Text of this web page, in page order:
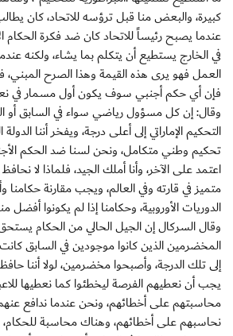
كبيرة، والبعض منا قبل ترؤسه للاتحاد، كان
عندما يصبح رئيساً للاتحاد كان ضد فكرة
في الخارج يستطيع أن يتكلم بما يشاء، ولكنه
العمل فهو يرى هذه القيمة وهذا الصرح المبني،
فإن أي حكم أجنبي سوف يكون أول مسمار في
وقال: إن كل مسؤول رياضي سواء في السابق أو
التحكيم الإماراتي إلى أعلى درجة، ويفخر أننا
تحكيم وطني متكامل، ونحن لسنا ضد الحكم
اعتمد على الآخر، وأنا أملك الجيد، فلماذا لا
متميز في قارته وفي العالم، ويجب مقارنة
الدوريات الأوروبية، وحكامنا إذا لم يكونوا
وقال السركال إن الجيل الحالي من الحكام
المخضرمين الذين كانوا موجودين في السابق
إلى تلك الدرجة، وأصبحوا مخضرمين، لولا أننا
يجب أن نعطيهم الفرصة ليخطئوا كما نعطيها
محاسبتهم على أخطائهم، ونحن عندما ندافع عنهم،
نحاسبهم على أخطائهم، وهناك محاسبة للحكام،